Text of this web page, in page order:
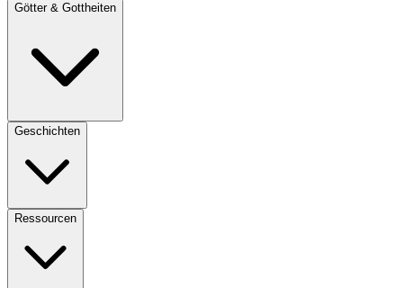
Götter & Gottheiten
Geschichten
Ressourcen